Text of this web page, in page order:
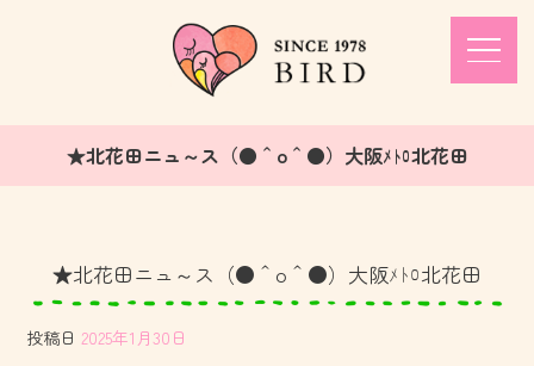
★北花田ニュ～ス（●＾o＾●）大阪ﾒﾄﾛ北花田
★北花田ニュ～ス（●＾o＾●）大阪ﾒﾄﾛ北花田
投稿日 2025年1月30日